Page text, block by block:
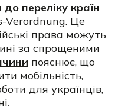
переліку країн
Verordnung. Це
права можуть
за спрощеними
пояснює, що
мобільність,
для українців,